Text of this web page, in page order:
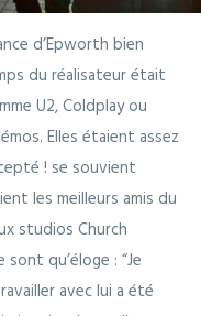
d’Epworth bien
du réalisateur était
U2, Coldplay ou
Elles étaient assez
! se souvient
les meilleurs amis du
studios Church
qu’éloge : “Je
avec lui a été